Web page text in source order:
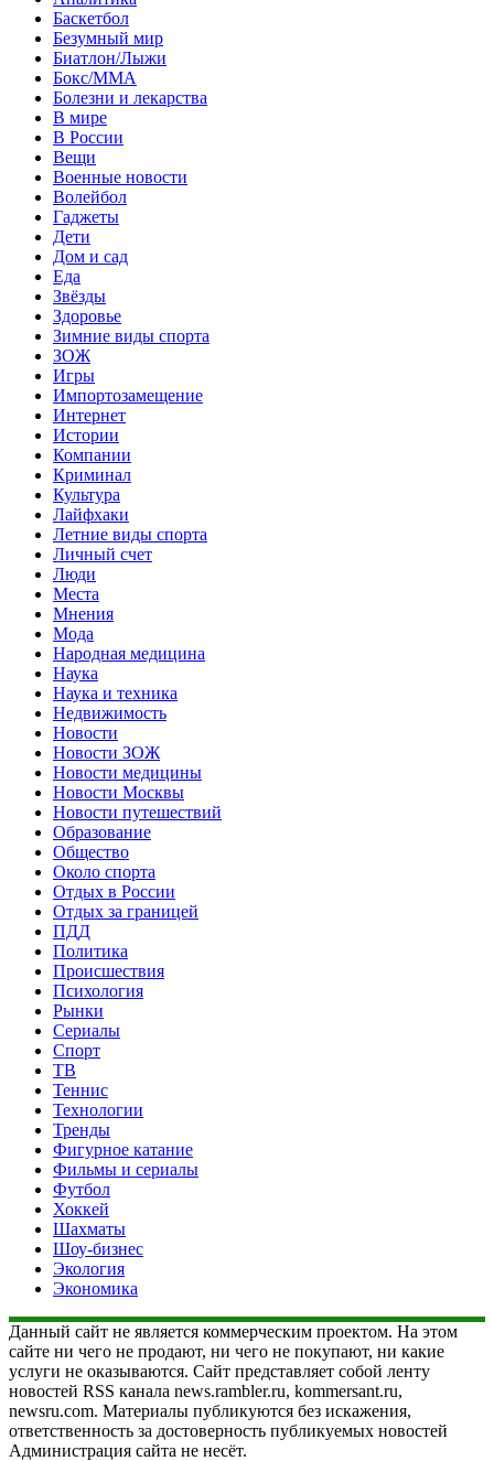
Баскетбол
Безумный мир
Биатлон/Лыжи
Бокс/MMA
Болезни и лекарства
В мире
В России
Вещи
Военные новости
Волейбол
Гаджеты
Дети
Дом и сад
Еда
Звёзды
Здоровье
Зимние виды спорта
ЗОЖ
Игры
Импортозамещение
Интернет
Истории
Компании
Криминал
Культура
Лайфхаки
Летние виды спорта
Личный счет
Люди
Места
Мнения
Мода
Народная медицина
Наука
Наука и техника
Недвижимость
Новости
Новости ЗОЖ
Новости медицины
Новости Москвы
Новости путешествий
Образование
Общество
Около спорта
Отдых в России
Отдых за границей
ПДД
Политика
Происшествия
Психология
Рынки
Сериалы
Спорт
ТВ
Теннис
Технологии
Тренды
Фигурное катание
Фильмы и сериалы
Футбол
Хоккей
Шахматы
Шоу-бизнес
Экология
Экономика
Данный сайт не является коммерческим проектом. На этом
сайте ни чего не продают, ни чего не покупают, ни какие
услуги не оказываются. Сайт представляет собой ленту
новостей RSS канала news.rambler.ru, kommersant.ru,
newsru.com. Материалы публикуются без искажения,
ответственность за достоверность публикуемых новостей
Администрация сайта не несёт.